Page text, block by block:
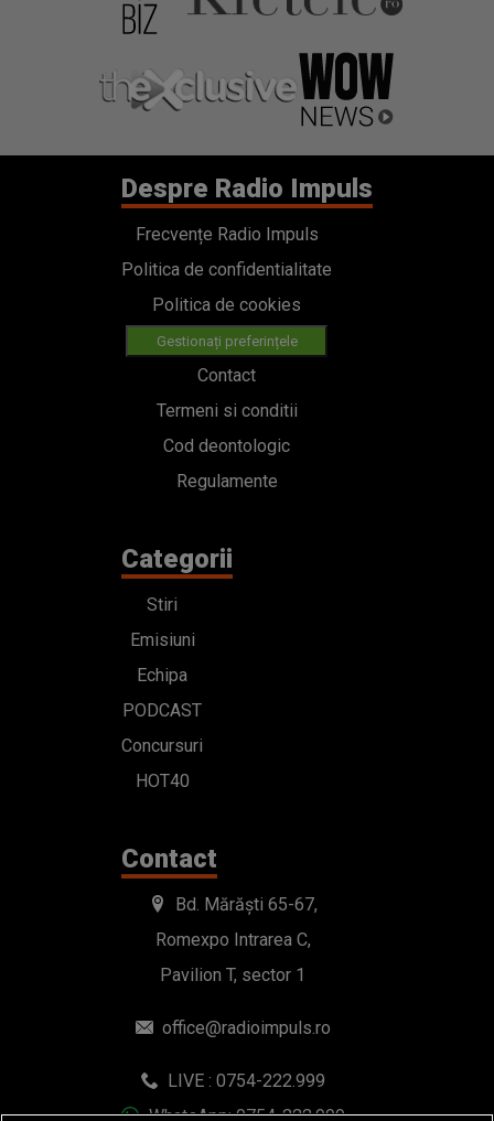
Despre Radio Impuls
Frecvențe Radio Impuls
Politica de confidentialitate
Politica de cookies
Gestionați preferințele
Contact
Termeni si conditii
Cod deontologic
Regulamente
Categorii
Stiri
Emisiuni
Echipa
PODCAST
Concursuri
HOT40
Contact
Bd. Mărăști 65-67,
Romexpo Intrarea C,
Pavilion T, sector 1
office@radioimpuls.ro
LIVE : 0754-222.999
WhatsApp: 0754-222.999